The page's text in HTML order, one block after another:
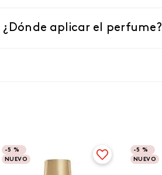
¿Dónde aplicar el perfume?
-5 %
NUEVO
-5 %
NUEVO